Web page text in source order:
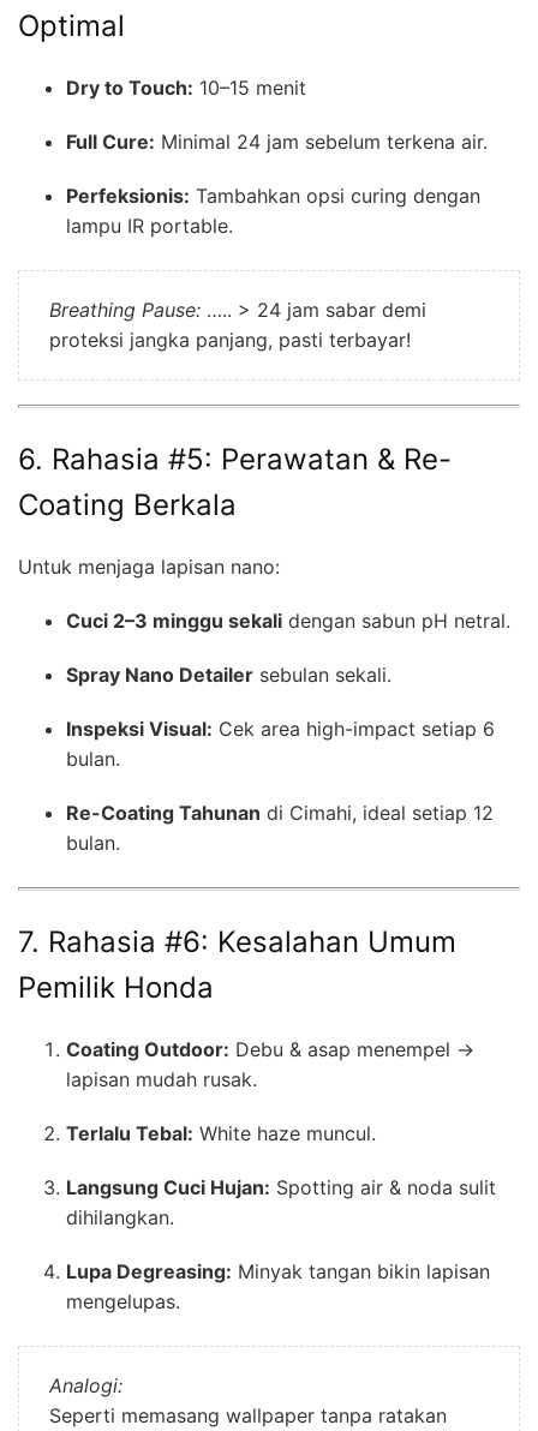
Optimal
Dry to Touch: 10–15 menit
Full Cure: Minimal 24 jam sebelum terkena air.
Perfeksionis: Tambahkan opsi curing dengan
lampu IR portable.
Breathing Pause: ….. > 24 jam sabar demi
proteksi jangka panjang, pasti terbayar!
6. Rahasia #5: Perawatan & Re-
Coating Berkala
Untuk menjaga lapisan nano:
Cuci 2–3 minggu sekali dengan sabun pH netral.
Spray Nano Detailer sebulan sekali.
Inspeksi Visual: Cek area high-impact setiap 6
bulan.
Re-Coating Tahunan di Cimahi, ideal setiap 12
bulan.
7. Rahasia #6: Kesalahan Umum
Pemilik Honda
Coating Outdoor: Debu & asap menempel →
lapisan mudah rusak.
Terlalu Tebal: White haze muncul.
Langsung Cuci Hujan: Spotting air & noda sulit
dihilangkan.
Lupa Degreasing: Minyak tangan bikin lapisan
mengelupas.
Analogi:
Seperti memasang wallpaper tanpa ratakan